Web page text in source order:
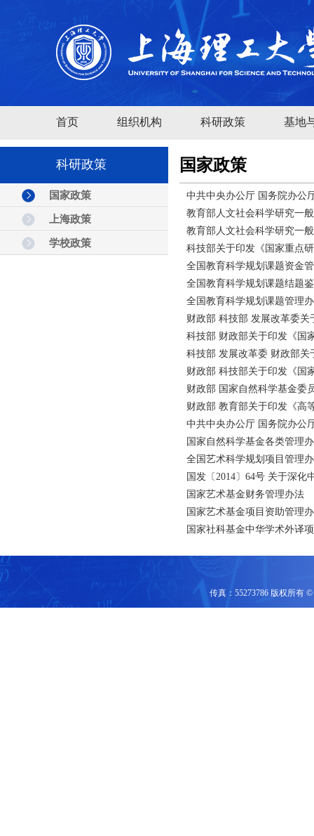
首页 组织机构 科研政策 基地
科研政策
国家政策
上海政策
学校政策
国家政策
中共中央办公厅 国务院办公
教育部人文社会科学研究一
教育部人文社会科学研究一
科技部关于印发《国家重点
全国教育科学规划课题资金
全国教育科学规划课题结题
全国教育科学规划课题管理
财政部 科技部 发展改革委
科技部 财政部关于印发《国
科技部 发展改革委 财政部
财政部 科技部关于印发《国
财政部 国家自然科学基金委
财政部 教育部关于印发《高
中共中央办公厅 国务院办公
国家自然科学基金各类管理
全国艺术科学规划项目管理
国发〔2014〕64号 关于深
国家艺术基金财务管理办法
国家艺术基金项目资助管理
国家社科基金中华学术外译
传真：55273786 版权所有